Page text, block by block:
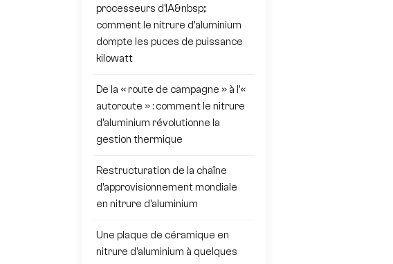
processeurs d'IA&nbsp;:
comment le nitrure d'aluminium
dompte les puces de puissance
kilowatt
De la « route de campagne » à l'«
autoroute » : comment le nitrure
d'aluminium révolutionne la
gestion thermique
Restructuration de la chaîne
d'approvisionnement mondiale
en nitrure d'aluminium
Une plaque de céramique en
nitrure d'aluminium à quelques